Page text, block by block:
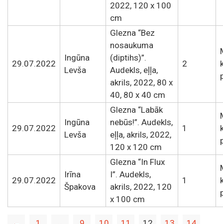
2022, 120 x 100
cm
29.07.2022
Ingūna
Levša
Glezna “Bez
nosaukuma
(diptihs)”.
Audekls, eļļa,
akrils, 2022, 80 x
40, 80 x 40 cm
2
29.07.2022
Ingūna
Levša
Glezna “Labāk
nebūs!”. Audekls,
eļļa, akrils, 2022,
120 x 120 cm
1
29.07.2022
Irīna
Špakova
Glezna “In Flux
I”. Audekls,
akrils, 2022, 120
x 100 cm
1